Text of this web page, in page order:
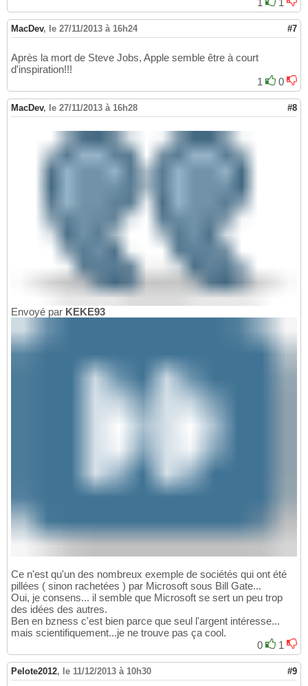
1
1
MacDev, le 27/11/2013 à 16h24 #7
Après la mort de Steve Jobs, Apple semble être à court
d'inspiration!!!
1
0
MacDev, le 27/11/2013 à 16h28 #8
Envoyé par KEKE93
Ce n'est qu'un des nombreux exemple de sociétés qui ont été
pillées ( sinon rachetées ) par Microsoft sous Bill Gate...
Oui, je consens... il semble que Microsoft se sert un peu trop
des idées des autres.
Ben en bzness c'est bien parce que seul l'argent intéresse...
mais scientifiquement...je ne trouve pas ça cool.
0
1
Pelote2012, le 11/12/2013 à 10h30 #9